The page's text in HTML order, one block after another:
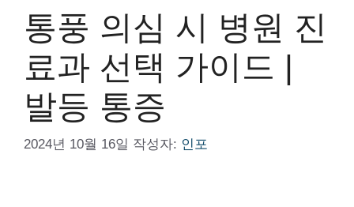
통풍 의심 시 병원 진
료과 선택 가이드 |
발등 통증
2024년 10월 16일 작성자: 인포